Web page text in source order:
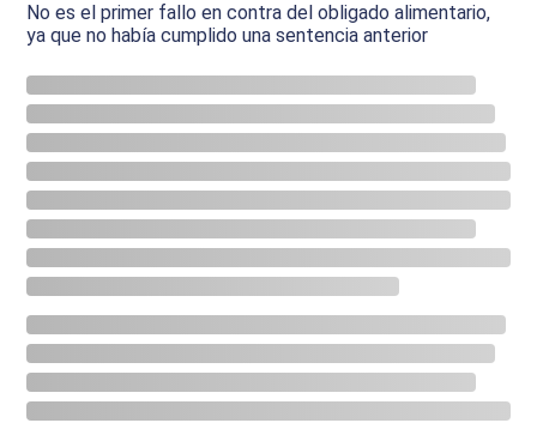
No es el primer fallo en contra del obligado alimentario,
ya que no había cumplido una sentencia anterior